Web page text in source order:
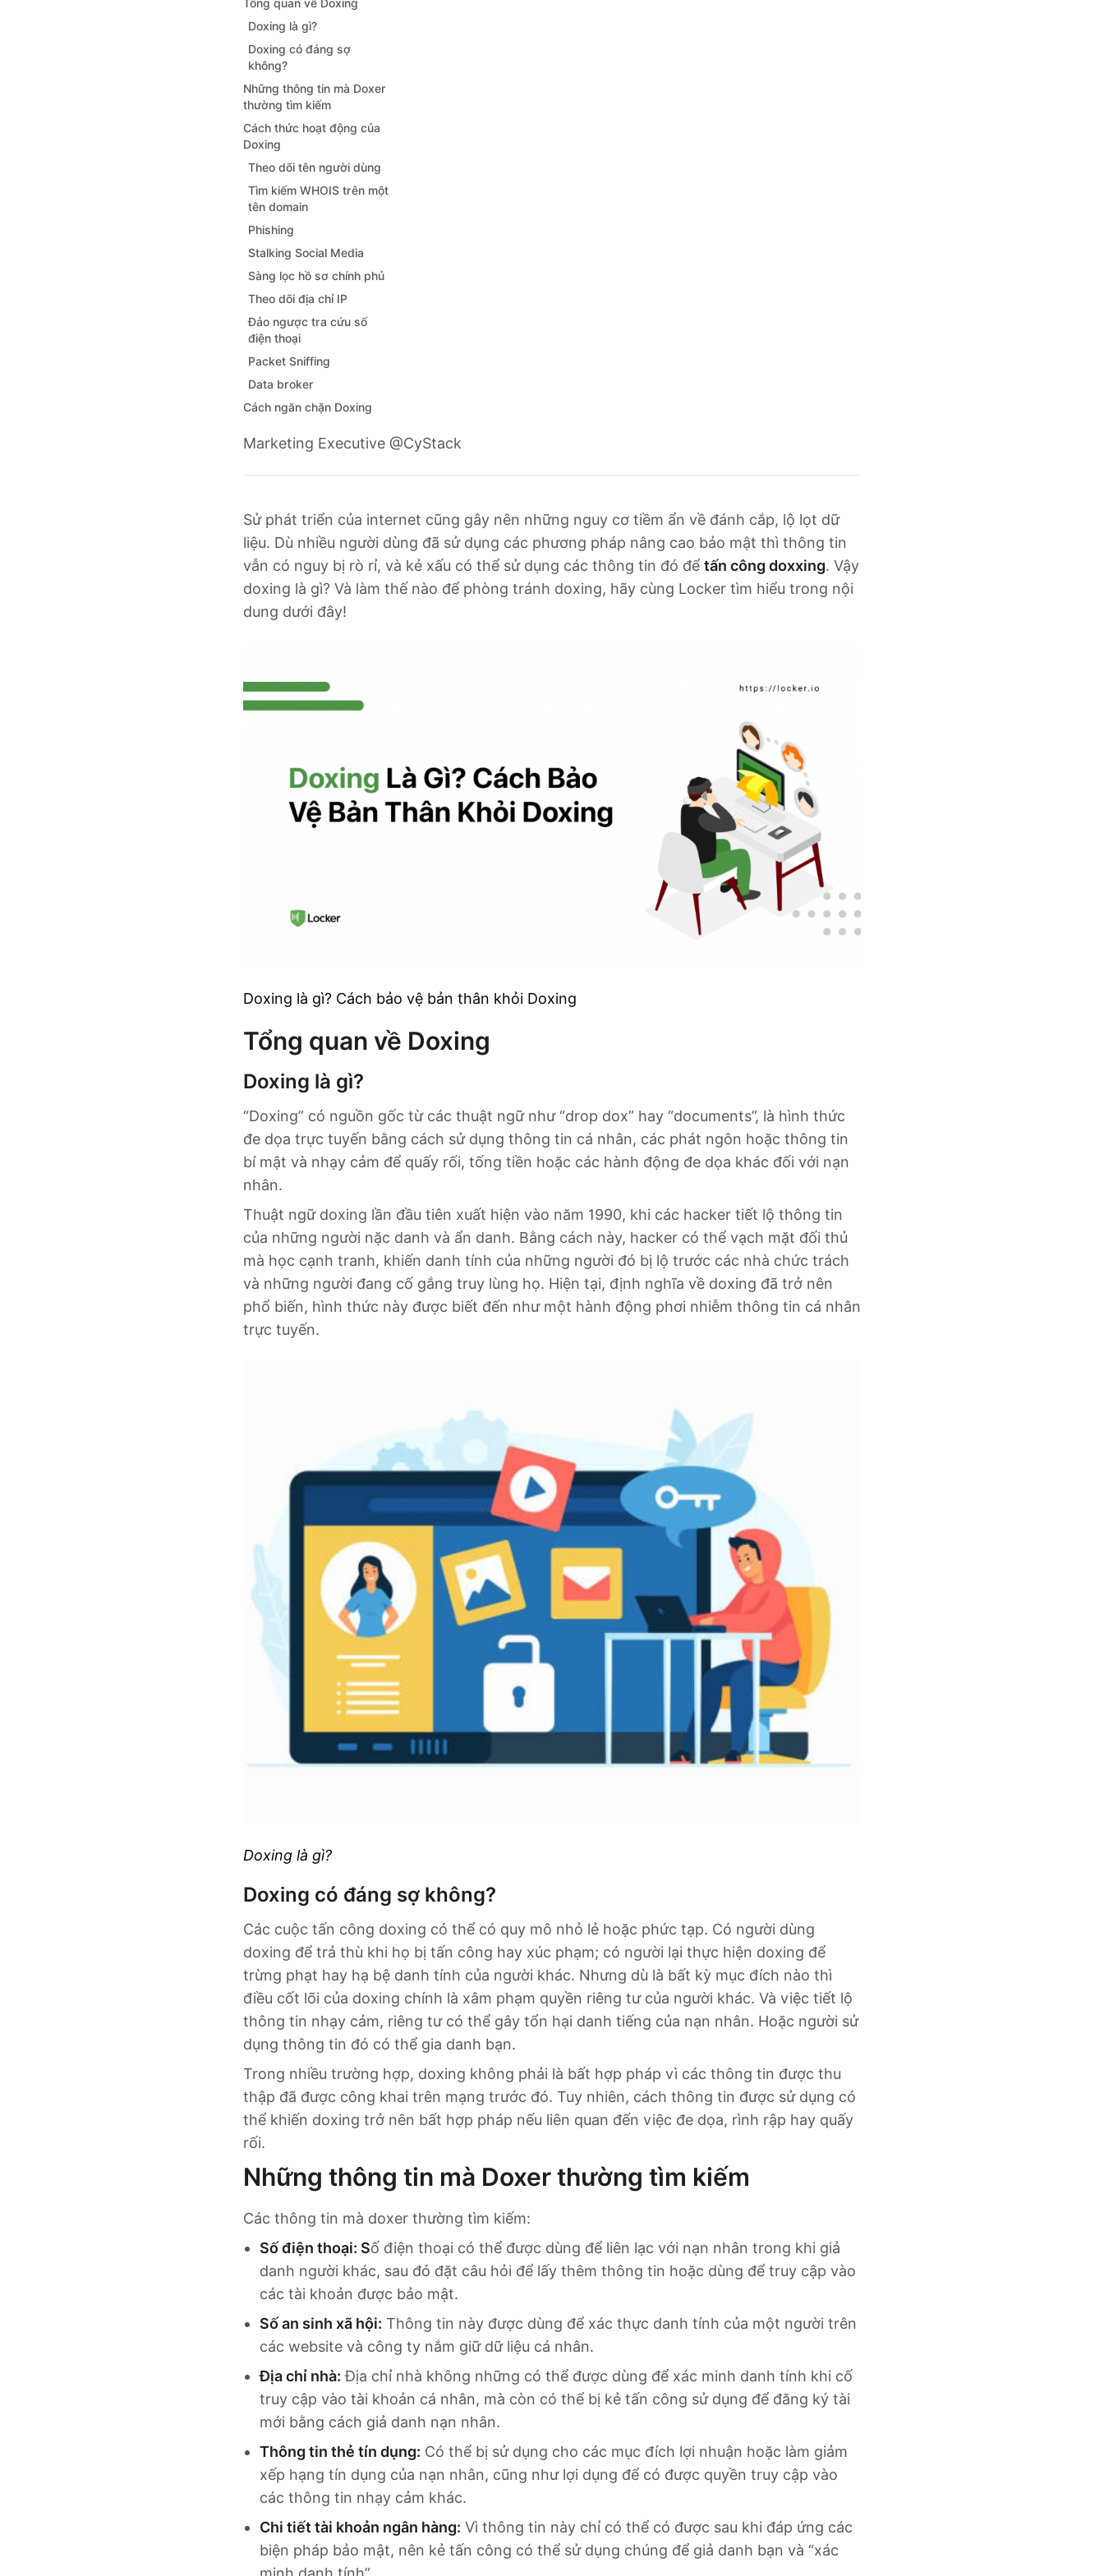
Tổng quan về Doxing
Doxing là gì?
Doxing có đáng sợ
không?
Những thông tin mà Doxer
thường tìm kiếm
Cách thức hoạt động của
Doxing
Theo dõi tên người dùng
Tìm kiếm WHOIS trên một
tên domain
Phishing
Stalking Social Media
Sàng lọc hồ sơ chính phủ
Theo dõi địa chỉ IP
Đảo ngược tra cứu số
điện thoại
Packet Sniffing
Data broker
Cách ngăn chặn Doxing
Marketing Executive @CyStack
Sử phát triển của internet cũng gây nên những nguy cơ tiềm ẩn về đánh cắp, lộ lọt dữ
liệu. Dù nhiều người dùng đã sử dụng các phương pháp nâng cao bảo mật thì thông tin
vẫn có nguy bị rò rỉ, và kẻ xấu có thể sử dụng các thông tin đó để tấn công doxxing. Vậy
doxing là gì? Và làm thế nào để phòng tránh doxing, hãy cùng Locker tìm hiểu trong nội
dung dưới đây!
Doxing là gì? Cách bảo vệ bản thân khỏi Doxing
Tổng quan về Doxing
Doxing là gì?
“Doxing” có nguồn gốc từ các thuật ngữ như “drop dox” hay “documents”, là hình thức
đe dọa trực tuyến bằng cách sử dụng thông tin cá nhân, các phát ngôn hoặc thông tin
bí mật và nhạy cảm để quấy rối, tống tiền hoặc các hành động đe dọa khác đối với nạn
nhân.
Thuật ngữ doxing lần đầu tiên xuất hiện vào năm 1990, khi các hacker tiết lộ thông tin
của những người nặc danh và ẩn danh. Bằng cách này, hacker có thể vạch mặt đối thủ
mà học cạnh tranh, khiến danh tính của những người đó bị lộ trước các nhà chức trách
và những người đang cố gắng truy lùng họ. Hiện tại, định nghĩa về doxing đã trở nên
phổ biến, hình thức này được biết đến như một hành động phơi nhiễm thông tin cá nhân
trực tuyến.
Doxing là gì?
Doxing có đáng sợ không?
Các cuộc tấn công doxing có thể có quy mô nhỏ lẻ hoặc phức tạp. Có người dùng
doxing để trả thù khi họ bị tấn công hay xúc phạm; có người lại thực hiện doxing để
trừng phạt hay hạ bệ danh tính của người khác. Nhưng dù là bất kỳ mục đích nào thì
điều cốt lõi của doxing chính là xâm phạm quyền riêng tư của người khác. Và việc tiết lộ
thông tin nhạy cảm, riêng tư có thể gây tổn hại danh tiếng của nạn nhân. Hoặc người sử
dụng thông tin đó có thể gia danh bạn.
Trong nhiều trường hợp, doxing không phải là bất hợp pháp vì các thông tin được thu
thập đã được công khai trên mạng trước đó. Tuy nhiên, cách thông tin được sử dụng có
thể khiến doxing trở nên bất hợp pháp nếu liên quan đến việc đe dọa, rình rập hay quấy
rối.
Những thông tin mà Doxer thường tìm kiếm
Các thông tin mà doxer thường tìm kiếm:
Số điện thoại: Số điện thoại có thể được dùng để liên lạc với nạn nhân trong khi giả
danh người khác, sau đó đặt câu hỏi để lấy thêm thông tin hoặc dùng để truy cập vào
các tài khoản được bảo mật.
Số an sinh xã hội: Thông tin này được dùng để xác thực danh tính của một người trên
các website và công ty nắm giữ dữ liệu cá nhân.
Địa chỉ nhà: Địa chỉ nhà không những có thể được dùng để xác minh danh tính khi cố
truy cập vào tài khoản cá nhân, mà còn có thể bị kẻ tấn công sử dụng để đăng ký tài
mới bằng cách giả danh nạn nhân.
Thông tin thẻ tín dụng: Có thể bị sử dụng cho các mục đích lợi nhuận hoặc làm giảm
xếp hạng tín dụng của nạn nhân, cũng như lợi dụng để có được quyền truy cập vào
các thông tin nhạy cảm khác.
Chi tiết tài khoản ngân hàng: Vì thông tin này chỉ có thể có được sau khi đáp ứng các
biện pháp bảo mật, nên kẻ tấn công có thể sử dụng chúng để giả danh bạn và “xác